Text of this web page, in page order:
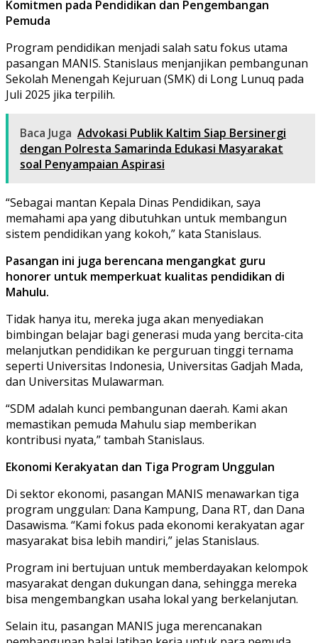
Komitmen pada Pendidikan dan Pengembangan
Pemuda
Program pendidikan menjadi salah satu fokus utama
pasangan MANIS. Stanislaus menjanjikan pembangunan
Sekolah Menengah Kejuruan (SMK) di Long Lunuq pada
Juli 2025 jika terpilih.
Baca Juga Advokasi Publik Kaltim Siap Bersinergi
dengan Polresta Samarinda Edukasi Masyarakat
soal Penyampaian Aspirasi
“Sebagai mantan Kepala Dinas Pendidikan, saya
memahami apa yang dibutuhkan untuk membangun
sistem pendidikan yang kokoh,” kata Stanislaus.
Pasangan ini juga berencana mengangkat guru
honorer untuk memperkuat kualitas pendidikan di
Mahulu.
Tidak hanya itu, mereka juga akan menyediakan
bimbingan belajar bagi generasi muda yang bercita-cita
melanjutkan pendidikan ke perguruan tinggi ternama
seperti Universitas Indonesia, Universitas Gadjah Mada,
dan Universitas Mulawarman.
“SDM adalah kunci pembangunan daerah. Kami akan
memastikan pemuda Mahulu siap memberikan
kontribusi nyata,” tambah Stanislaus.
Ekonomi Kerakyatan dan Tiga Program Unggulan
Di sektor ekonomi, pasangan MANIS menawarkan tiga
program unggulan: Dana Kampung, Dana RT, dan Dana
Dasawisma. “Kami fokus pada ekonomi kerakyatan agar
masyarakat bisa lebih mandiri,” jelas Stanislaus.
Program ini bertujuan untuk memberdayakan kelompok
masyarakat dengan dukungan dana, sehingga mereka
bisa mengembangkan usaha lokal yang berkelanjutan.
Selain itu, pasangan MANIS juga merencanakan